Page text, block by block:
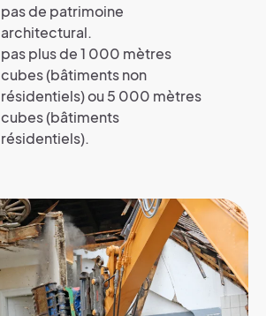
pas de patrimoine
architectural.
pas plus de 1 000 mètres
cubes (bâtiments non
résidentiels) ou 5 000 mètres
cubes (bâtiments
résidentiels).